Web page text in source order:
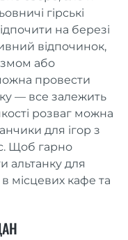
гірські
на березі
відпочинок,
або
провести
— все залежить
розваг можна
для ігор з
Щоб гарно
альтанку для
місцевих кафе та